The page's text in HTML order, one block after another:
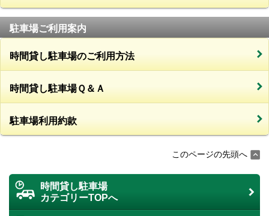
駐車場ご利用案内
時間貸し駐車場のご利用方法
時間貸し駐車場Ｑ＆Ａ
駐車場利用約款
このページの先頭へ
時間貸し駐車場
カテゴリーTOPへ